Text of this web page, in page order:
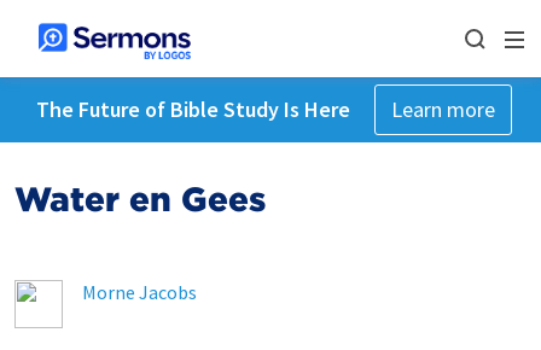
The Future of Bible Study Is Here Learn more
Water en Gees
Morne Jacobs